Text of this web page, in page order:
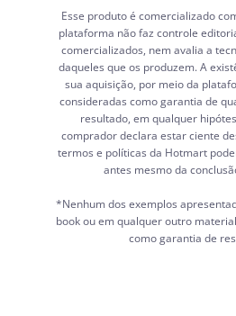
Esse produto é comercializado
plataforma não faz controle
comercializados, nem avalia a
daqueles que os produzem. A
sua aquisição, por meio da
consideradas como garantia de
resultado, em qualquer
comprador declara estar ciente
termos e políticas da Hotmart
antes mesmo da
*Nenhum dos exemplos
book ou em qualquer outro
como garantia de